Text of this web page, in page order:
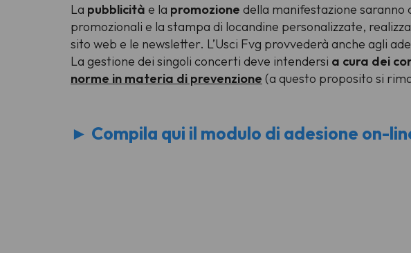
La pubblicità e la promozione della manifestazione saranno
promozionali e la stampa di locandine personalizzate,
sito web e le newsletter. L’Usci Fvg provvederà anche agli
La gestione dei singoli concerti deve intendersi a cura dei
norme in materia di prevenzione (a questo proposito si
► Compila qui il modulo di adesione on-